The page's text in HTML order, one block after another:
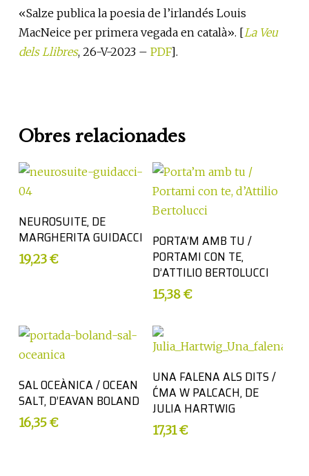
«Salze publica la poesia de l’irlandés Louis
MacNeice per primera vegada en català». [La Veu
dels Llibres, 26-V-2023 – PDF].
Obres relacionades
Afegeix a la cistella
NEUROSUITE, DE
MARGHERITA GUIDACCI
19,23€
Afegeix a la cistella
PORTA’M AMB TU /
PORTAMI CON TE,
D’ATTILIO BERTOLUCCI
15,38€
Afegeix a la cistella
SAL OCEÀNICA / OCEAN
SALT, D’EAVAN BOLAND
16,35€
Afegeix a la cistella
UNA FALENA ALS DITS /
ĆMA W PALCACH, DE
JULIA HARTWIG
17,31€